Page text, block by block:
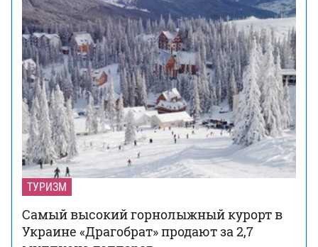
ТУРИЗМ
Самый высокий горнолыжный курорт в
Украине «Драгобрат» продают за 2,7